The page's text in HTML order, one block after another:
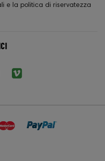
e la politica di riservatezza